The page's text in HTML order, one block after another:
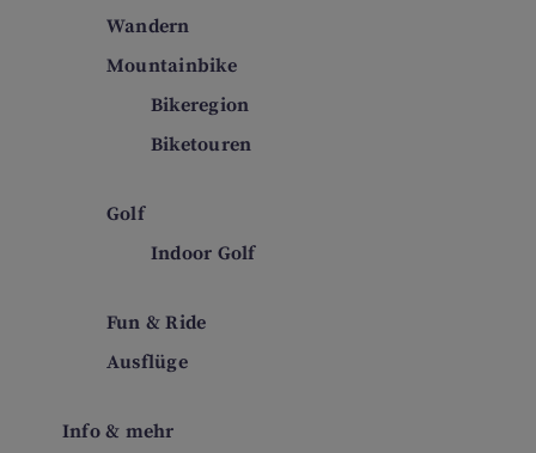
Wandern
Mountainbike
Bikeregion
Biketouren
Golf
Indoor Golf
Fun & Ride
Ausflüge
Info & mehr